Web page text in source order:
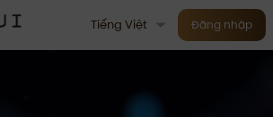
Tiếng Việt Đăng nhập